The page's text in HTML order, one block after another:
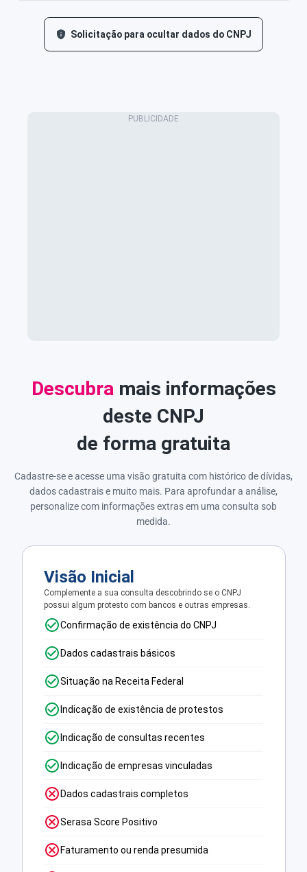
Solicitação para ocultar dados do CNPJ
Descubra mais informações
deste CNPJ
de forma gratuita
Cadastre-se e acesse uma visão gratuita com histórico de dívidas,
dados cadastrais e muito mais. Para aprofundar a análise,
personalize com informações extras em uma consulta sob
medida.
Visão Inicial
Complemente a sua consulta descobrindo se o CNPJ
possui algum protesto com bancos e outras empresas.
Confirmação de existência do CNPJ
Dados cadastrais básicos
Situação na Receita Federal
Indicação de existência de protestos
Indicação de consultas recentes
Indicação de empresas vinculadas
Dados cadastrais completos
Serasa Score Positivo
Faturamento ou renda presumida